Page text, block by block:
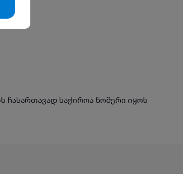
ჩასართავად საჭიროა ნომერი იყოს